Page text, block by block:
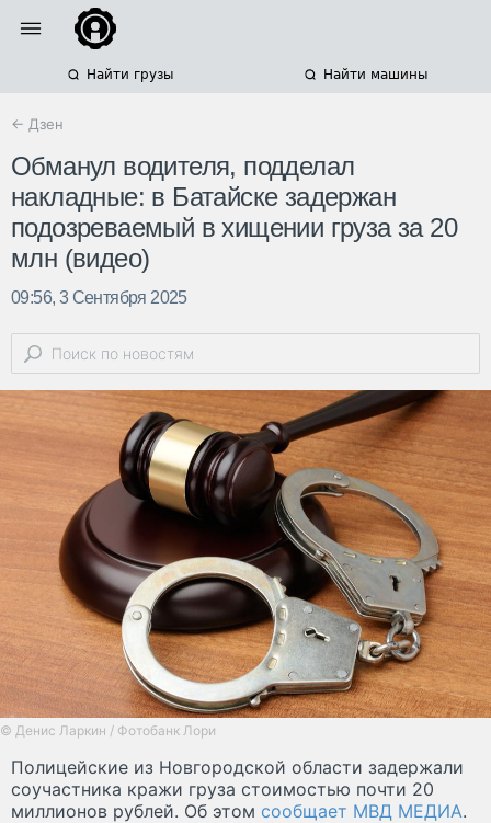
Найти грузы Найти машины
← Дзен
Обманул водителя, подделал
накладные: в Батайске задержан
подозреваемый в хищении груза за 20
млн (видео)
09:56, 3 Сентября 2025
© Денис Ларкин / Фотобанк Лори
Полицейские из Новгородской области задержали
соучастника кражи груза стоимостью почти 20
миллионов рублей. Об этом сообщает МВД МЕДИА.